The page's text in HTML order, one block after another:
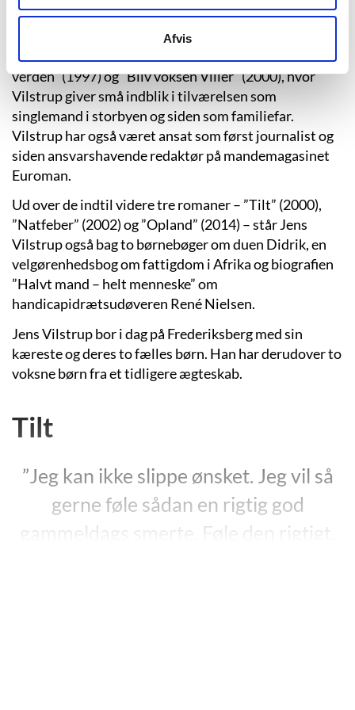
Afvis
journalist på blandt andet Politiken og Jyllands-
Posten. Sideløbende med hans journalistiske virke
udkom en række af hans klummer i bøgerne ”Villers
verden” (1997) og ”Bliv voksen Viller” (2000), hvor
Vilstrup giver små indblik i tilværelsen som
singlemand i storbyen og siden som familiefar.
Vilstrup har også været ansat som først journalist og
siden ansvarshavende redaktør på mandemagasinet
Euroman.
Ud over de indtil videre tre romaner – ”Tilt” (2000),
”Natfeber” (2002) og ”Opland” (2014) – står Jens
Vilstrup også bag to børnebøger om duen Didrik, en
velgørenhedsbog om fattigdom i Afrika og biografien
”Halvt mand – helt menneske” om
handicapidrætsudøveren René Nielsen.
Jens Vilstrup bor i dag på Frederiksberg med sin
kæreste og deres to fælles børn. Han har derudover to
voksne børn fra et tidligere ægteskab.
Tilt
”Jeg kan ikke slippe ønsket. Jeg vil så
gerne føle sådan en rigtig god
gammeldags smerte. Føle den rigtigt.